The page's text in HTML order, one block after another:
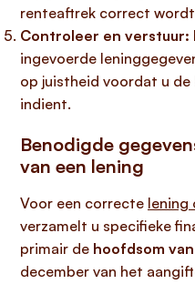
renteaftrek correct
Controleer en verstuur:
ingevoerde
op juistheid voordat u
indient.
Benodigde
van een lening
Voor een correcte lening
verzamelt u specifieke
primair de hoofdsom
december van het